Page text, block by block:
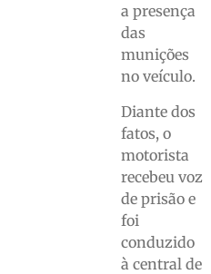
a presença
das
munições
no veículo.
Diante dos
fatos, o
motorista
recebeu voz
de prisão e
foi
conduzido
à central de